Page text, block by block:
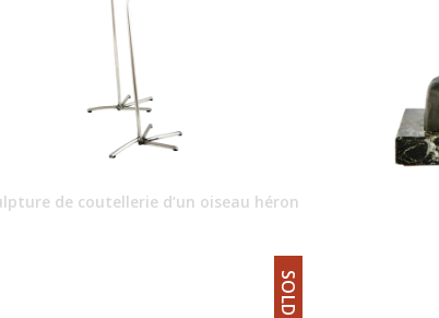
de coutellerie d’un oiseau héron
SOLD